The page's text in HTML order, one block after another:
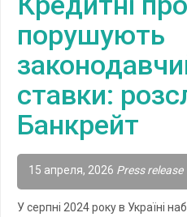
порушують
ставки:
Банкрейт
15 апреля, 2026 Press release
У серпні 2024 року в Україні